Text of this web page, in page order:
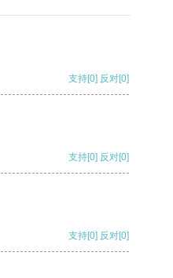
支持[0] 反对[0]
支持[0] 反对[0]
支持[0] 反对[0]